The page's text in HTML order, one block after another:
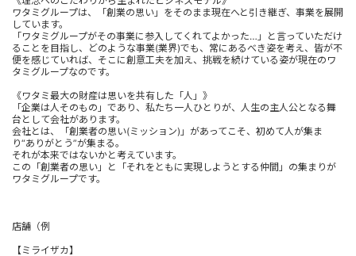
ワタミグループは、「創業の思い」をそのまま現在へと引き継ぎ、事業を展開
しています。
「ワタミグループがその事業に参入してくれてよかった…」と言っていただけ
ることを目指し、どのような事業(業界)でも、常にあるべき姿を考え、皆が不
便を感じていれば、そこに創意工夫を加え、挑戦を続けている姿が現在のワ
タミグループなのです。
《ワタミ最大の財産は思いを共有した「人」》
「企業は人そのもの」であり、私たち一人ひとりが、人生の主人公となる舞
台として会社があります。
会社とは、「創業者の思い(ミッション)」があってこそ、初めて人が集ま
り“ありがとう”が集まる。
それが本来ではないかと考えています。
この「創業者の思い」と「それをともに実現しようとする仲間」の集まりが
ワタミグループです。
店舗（例
【ミライザカ】